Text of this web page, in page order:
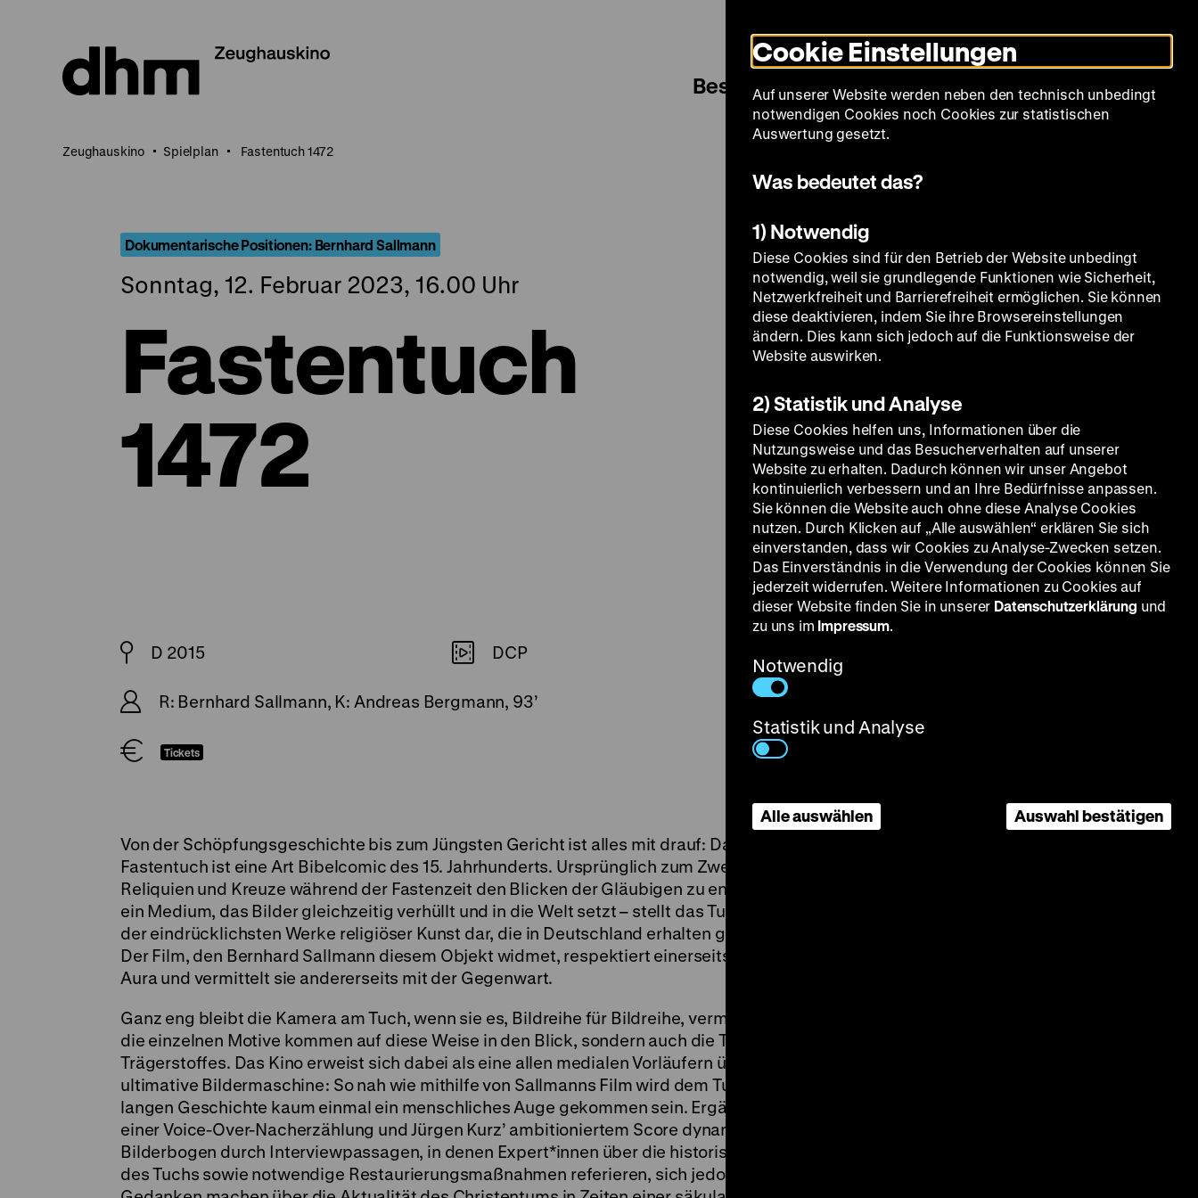
Seiteninhalt
springen
Modus
umschalten
Sprache
Besuch Spielplan Filmreihen Über uns
Zeughauskino Spielplan Fastentuch 1472
Dokumentarische Positionen: Bernhard Sallmann
Sonntag, 12. Februar 2023, 16.00 Uhr
Fastentuch
1472
D 2015 DCP
R: Bernhard Sallmann, K: Andreas Bergmann, 93’
Tickets
Von der Schöpfungsgeschichte bis zum Jüngsten Gericht ist alles mit drauf: Das Große Zittauer
Fastentuch ist eine Art Bibelcomic des 15. Jahrhunderts. Ursprünglich zum Zweck erstellt, die
Reliquien und Kreuze während der Fastenzeit den Blicken der Gläubigen zu entziehen – mithin
ein Medium, das Bilder gleichzeitig verhüllt und in die Welt setzt – stellt das Tuch heute eines
der eindrücklichsten Werke religiöser Kunst dar, die in Deutschland erhalten geblieben sind.
Der Film, den Bernhard Sallmann diesem Objekt widmet, respektiert einerseits dessen sakrale
Aura und vermittelt sie andererseits mit der Gegenwart.
Ganz eng bleibt die Kamera am Tuch, wenn sie es, Bildreihe für Bildreihe, vermisst. Nicht nur
die einzelnen Motive kommen auf diese Weise in den Blick, sondern auch die Texturen des
Trägerstoffes. Das Kino erweist sich dabei als eine allen medialen Vorläufern überlegene,
ultimative Bildermaschine: So nah wie mithilfe von Sallmanns Film wird dem Tuch in seiner
langen Geschichte kaum einmal ein menschliches Auge gekommen sein. Ergänzt wird der von
einer Voice-Over-Nacherzählung und Jürgen Kurz’ ambitioniertem Score dynamisierte
Bilderbogen durch Interviewpassagen, in denen Expert*innen über die historische Funktion
des Tuchs sowie notwendige Restaurierungsmaßnahmen referieren, sich jedoch auch
Cookie Einstellungen
Auf unserer Website werden neben den technisch unbedingt
notwendigen Cookies noch Cookies zur statistischen
Auswertung gesetzt.
Was bedeutet das?
1) Notwendig
Diese Cookies sind für den Betrieb der Website unbedingt
notwendig, weil sie grundlegende Funktionen wie Sicherheit,
Netzwerkfreiheit und Barrierefreiheit ermöglichen. Sie können
diese deaktivieren, indem Sie ihre Browsereinstellungen
ändern. Dies kann sich jedoch auf die Funktionsweise der
Website auswirken.
2) Statistik und Analyse
Diese Cookies helfen uns, Informationen über die
Nutzungsweise und das Besucherverhalten auf unserer
Website zu erhalten. Dadurch können wir unser Angebot
kontinuierlich verbessern und an Ihre Bedürfnisse anpassen.
Sie können die Website auch ohne diese Analyse Cookies
nutzen. Durch Klicken auf „Alle auswählen“ erklären Sie sich
einverstanden, dass wir Cookies zu Analyse-Zwecken setzen.
Das Einverständnis in die Verwendung der Cookies können Sie
jederzeit widerrufen. Weitere Informationen zu Cookies auf
dieser Website finden Sie in unserer Datenschutzerklärung und
zu uns im Impressum.
Notwendig
Statistik und Analyse
Alle auswählen Auswahl bestätigen